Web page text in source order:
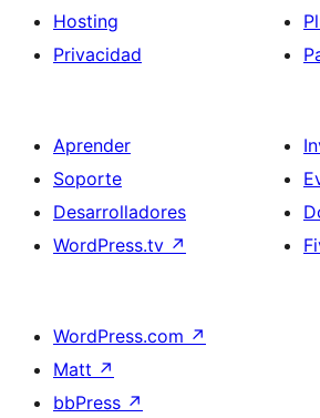
Hosting
Privacidad
Aprender
Soporte
Desarrolladores
WordPress.tv ↗
WordPress.com ↗
Matt ↗
bbPress ↗